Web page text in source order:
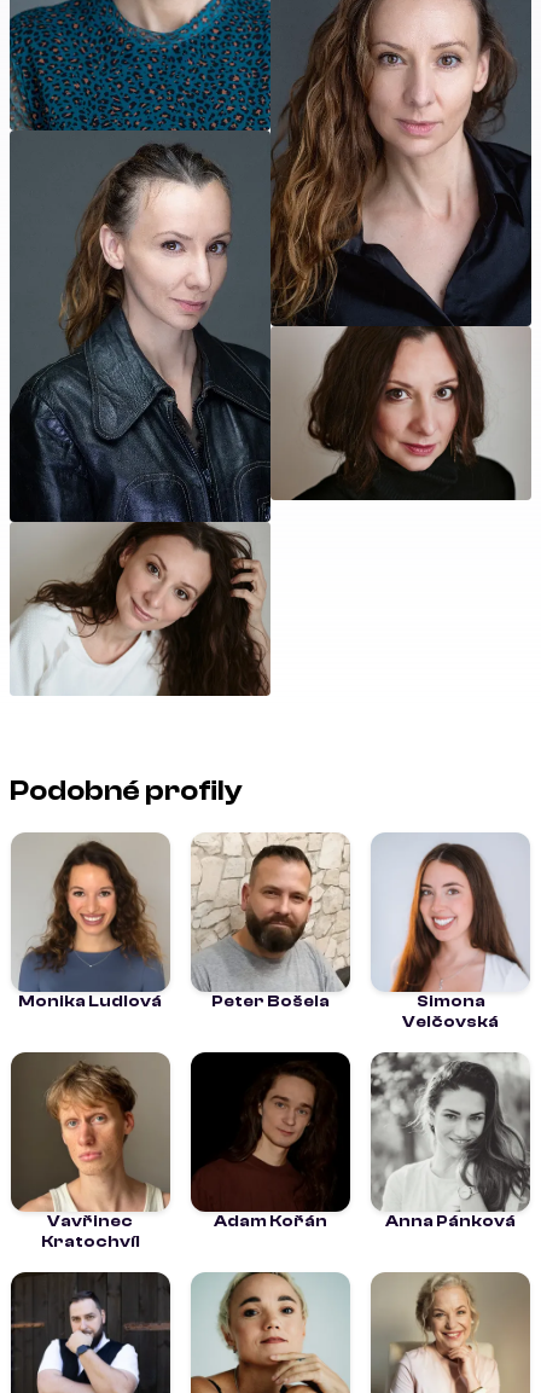
Podobné profily
Monika Ludlová Peter Bošela
Simona
Velčovská
Vavřinec
Kratochvíl
Adam Kořán Anna Pánková